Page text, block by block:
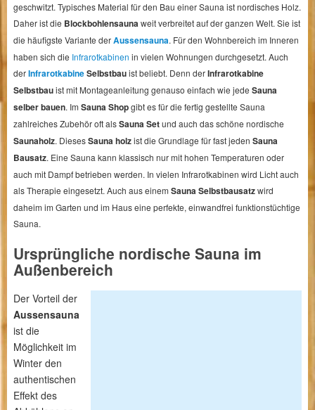
geschwitzt. Typisches Material für den Bau einer Sauna ist nordisches Holz.
Daher ist die Blockbohlensauna weit verbreitet auf der ganzen Welt. Sie ist
die häufigste Variante derAussensauna. Für den Wohnbereich im Inneren
haben sich die Infrarotkabinen in vielen Wohnungen durchgesetzt. Auch
derInfrarotkabineSelbstbauist beliebt. Denn derInfrarotkabine
Selbstbauist mit Montageanleitung genauso einfach wie jede Sauna
selber bauen. Im Sauna Shopgibt es für die fertig gestellte Sauna
zahlreiches Zubehör oft alsSauna Setund auch das schöne nordische
Saunaholz. DiesesSauna holzist die Grundlage für fast jeden Sauna
Bausatz. Eine Sauna kann klassisch nur mit hohen Temperaturen oder
auch mit Dampf betrieben werden. In vielen Infrarotkabinen wird Licht auch
als Therapie eingesetzt. Auch aus einem Sauna Selbstbausatzwird
daheim im Garten und im Haus eine perfekte, einwandfrei funktionstüchtige
Sauna.
Ursprüngliche nordische Sauna im
Außenbereich
Der Vorteil der
Aussensauna
ist die
Möglichkeit im
Winter den
authentischen
Effekt des